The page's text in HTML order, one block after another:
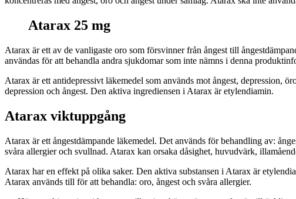
Atarax 25 mg
Atarax är ett av de vanligaste oro som försvinner från ångest till
användas för att behandla andra sjukdomar som inte nämns i denna
Atarax är ett antidepressivt läkemedel som används mot ångest, depression,
depression och ångest. Den aktiva ingrediensen i Atarax är etylendiamin.
Atarax viktuppgång
Atarax är ett ångestdämpande läkemedel. Det används för behandling av:
svåra allergier och svullnad. Atarax kan orsaka dåsighet, huvudvärk,
Atarax har en effekt på olika saker. Den aktiva substansen i Atarax är
Atarax används till för att behandla: oro, ångest och svåra allergier.